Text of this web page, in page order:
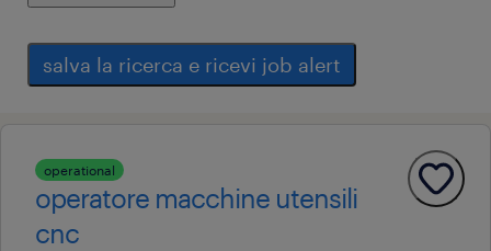
salva la ricerca e ricevi job alert
operational
operatore macchine utensili
cnc